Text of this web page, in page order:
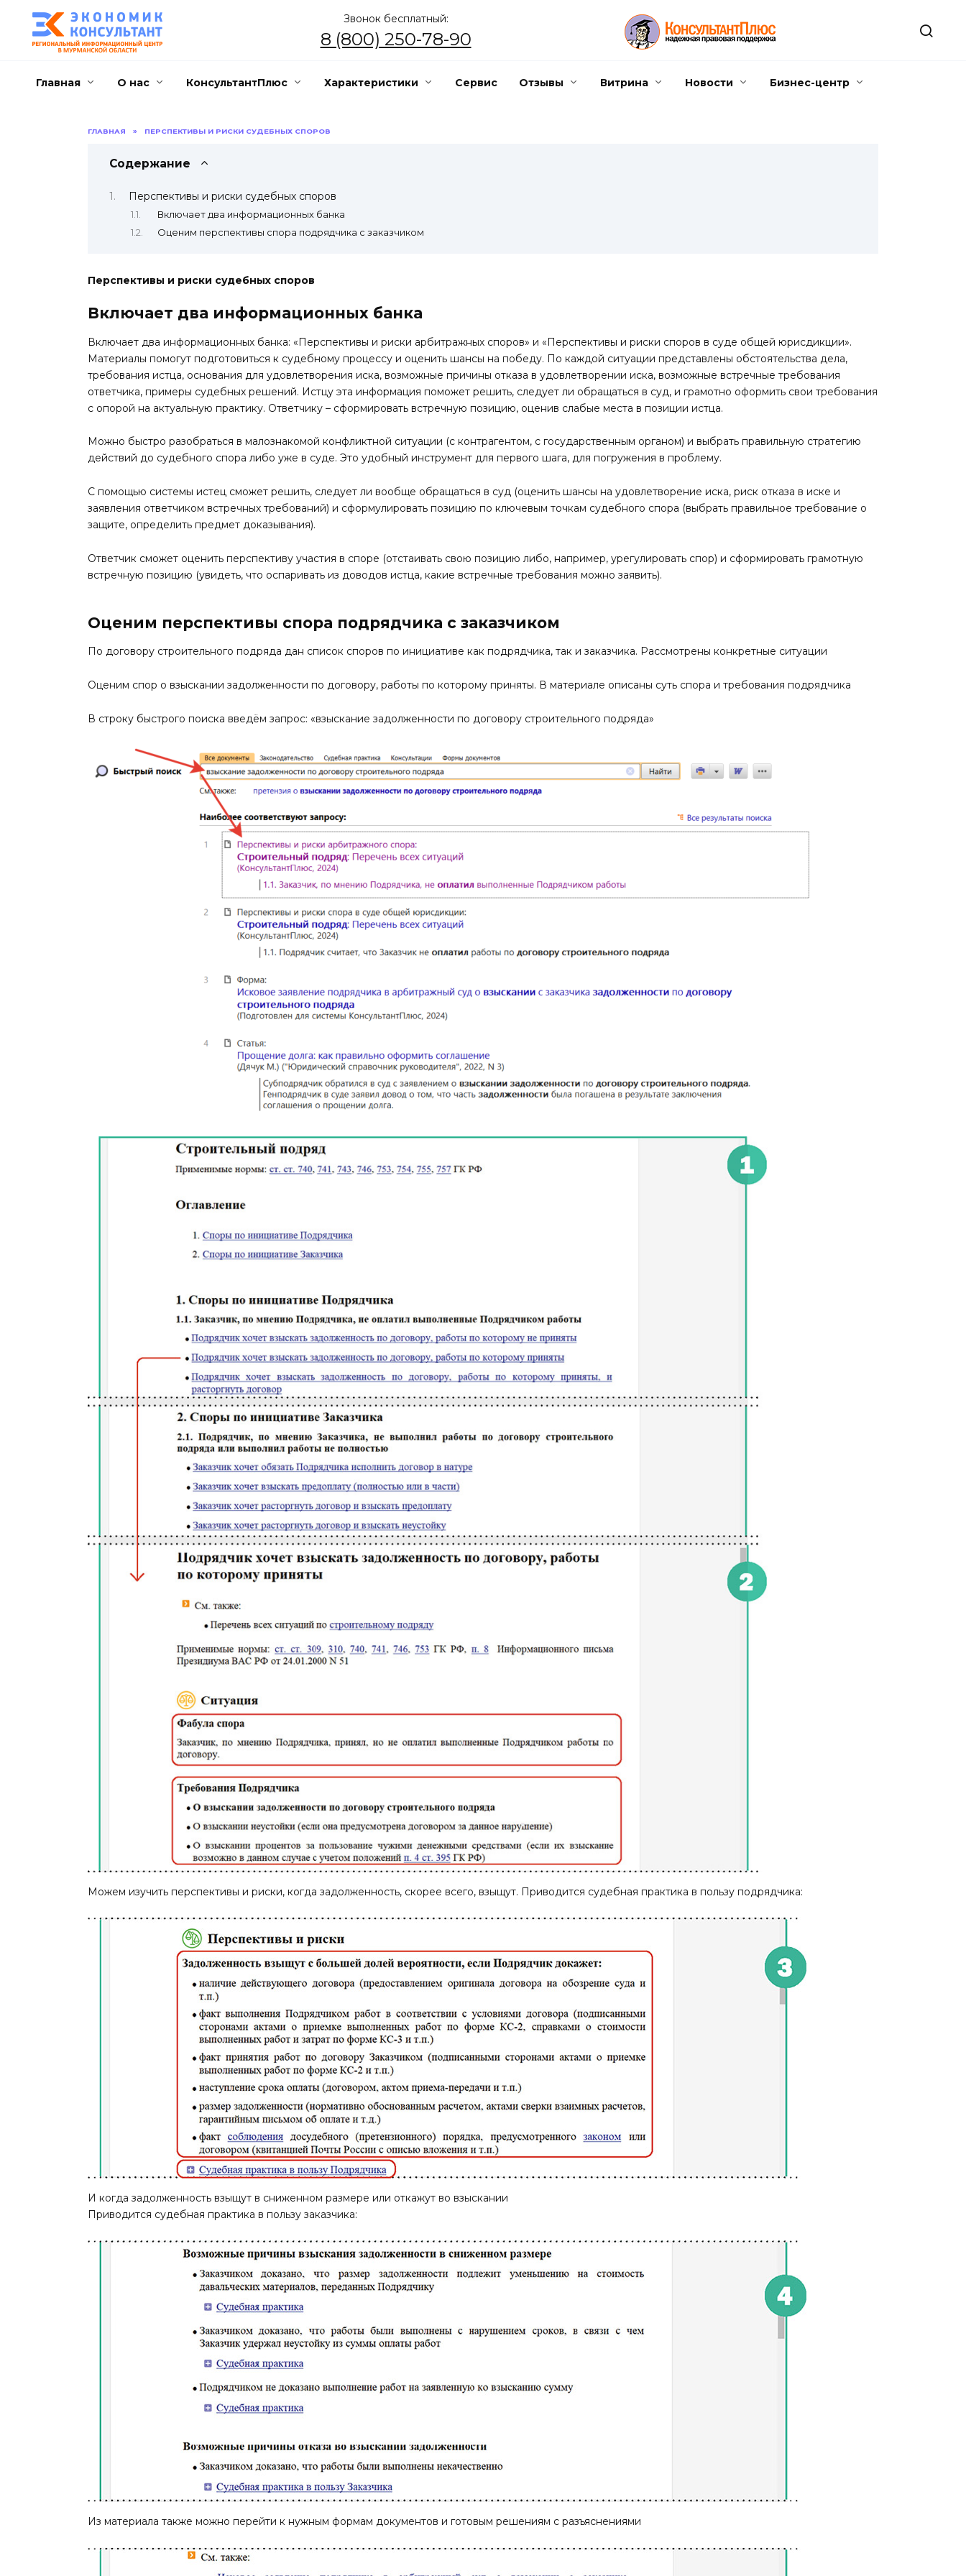
содержанию
Звонок бесплатный:
8 (800) 250-78-90
Главная О нас КонсультантПлюс Характеристики Сервис Отзывы Витрина Новости Бизнес-центр
ГЛАВНАЯ » ПЕРСПЕКТИВЫ И РИСКИ СУДЕБНЫХ СПОРОВ
Содержание
Перспективы и риски судебных споров
Включает два информационных банка
Оценим перспективы спора подрядчика с заказчиком
Перспективы и риски судебных споров
Включает два информационных банка
Включает два информационных банка: «Перспективы и риски арбитражных споров» и «Перспективы и риски споров в суде общей юрисдикции».
Материалы помогут подготовиться к судебному процессу и оценить шансы на победу. По каждой ситуации представлены обстоятельства дела,
требования истца, основания для удовлетворения иска, возможные причины отказа в удовлетворении иска, возможные встречные требования
ответчика, примеры судебных решений. Истцу эта информация поможет решить, следует ли обращаться в суд, и грамотно оформить свои требования
с опорой на актуальную практику. Ответчику – сформировать встречную позицию, оценив слабые места в позиции истца.
Можно быстро разобраться в малознакомой конфликтной ситуации (с контрагентом, с государственным органом) и выбрать правильную стратегию
действий до судебного спора либо уже в суде. Это удобный инструмент для первого шага, для погружения в проблему.
С помощью системы истец сможет решить, следует ли вообще обращаться в суд (оценить шансы на удовлетворение иска, риск отказа в иске и
заявления ответчиком встречных требований) и сформулировать позицию по ключевым точкам судебного спора (выбрать правильное требование о
защите, определить предмет доказывания).
Ответчик сможет оценить перспективу участия в споре (отстаивать свою позицию либо, например, урегулировать спор) и сформировать грамотную
встречную позицию (увидеть, что оспаривать из доводов истца, какие встречные требования можно заявить).
Оценим перспективы спора подрядчика с заказчиком
По договору строительного подряда дан список споров по инициативе как подрядчика, так и заказчика. Рассмотрены конкретные ситуации
Оценим спор о взыскании задолженности по договору, работы по которому приняты. В материале описаны суть спора и требования подрядчика
В строку быстрого поиска введём запрос: «взыскание задолженности по договору строительного подряда»
Можем изучить перспективы и риски, когда задолженность, скорее всего, взыщут. Приводится судебная практика в пользу подрядчика:
И когда задолженность взыщут в сниженном размере или откажут во взыскании
Приводится судебная практика в пользу заказчика:
Из материала также можно перейти к нужным формам документов и готовым решениям с разъяснениями